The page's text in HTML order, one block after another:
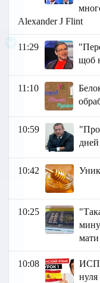
Аlexander J Flint
11:29
щоб
11:10
10:59
10:42
10:25
10:08